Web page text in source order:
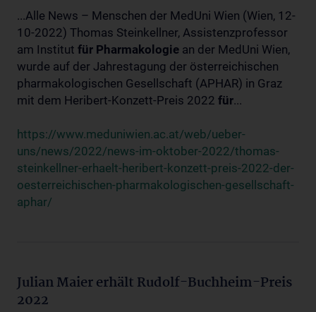
...Alle News – Menschen der MedUni Wien (Wien, 12-
10-2022) Thomas Steinkellner, Assistenzprofessor
am Institut für Pharmakologie an der MedUni Wien,
wurde auf der Jahrestagung der österreichischen
pharmakologischen Gesellschaft (APHAR) in Graz
mit dem Heribert-Konzett-Preis 2022 für...
https://www.meduniwien.ac.at/web/ueber-
uns/news/2022/news-im-oktober-2022/thomas-
steinkellner-erhaelt-heribert-konzett-preis-2022-der-
oesterreichischen-pharmakologischen-gesellschaft-
aphar/
Julian Maier erhält Rudolf-Buchheim-Preis
2022